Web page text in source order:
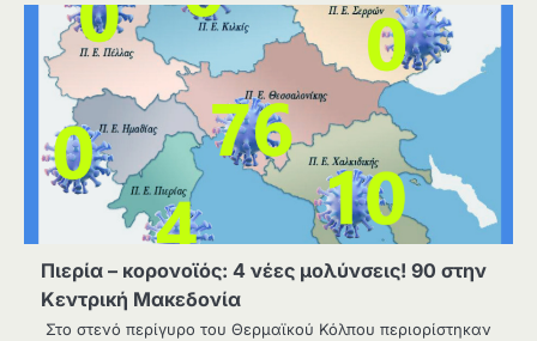
Πιερία – κορονοϊός: 4 νέες μολύνσεις! 90 στην
Κεντρική Μακεδονία
Στο στενό περίγυρο του Θερμαϊκού Κόλπου περιορίστηκαν